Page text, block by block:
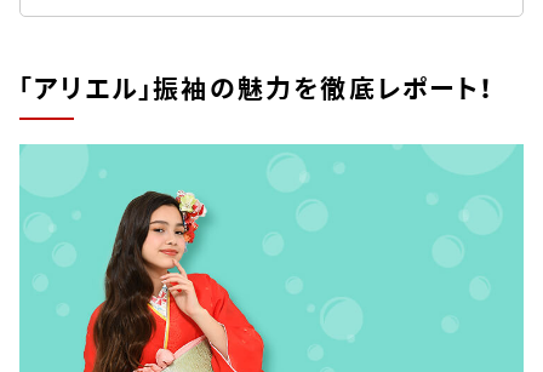
「アリエル」振袖の魅力を徹底レポート！